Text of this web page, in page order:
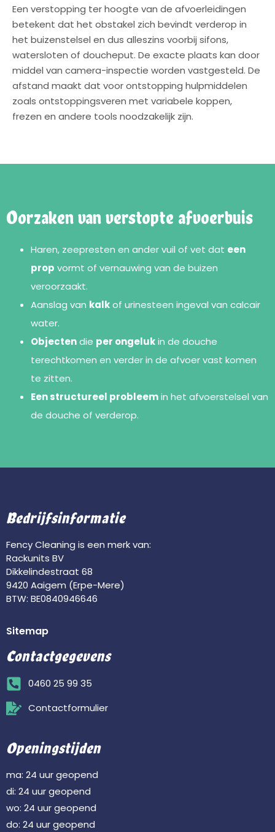
Een verstopping ter hoogte van de afvoerleidingen
betekent dat het obstakel zich bevindt verderop in
het buizenstelsel en dus alleszins voorbij sifons,
watersloten of doucheput. De exacte plaats kan door
middel van camera-inspectie worden vastgesteld. De
afstand maakt dat voor ontstopping hulpmiddelen
zoals ontstoppingsveren met variabele koppen,
frezen en andere tools noodzakelijk zijn.
Oorzaken van verstopte afvoerbuis
Haren, zeepresten en ander vuil of vet dat een
prop vormt of vernauwing van de buizen
veroorzaakt.
Aanslag van kalkof urinesteen ingeval van calcair
water.
Objectendie per ongelukin de douche
terechtkomen en verder in de afvoer vast komen
te zitten.
Een structureel probleemin het afvoerstelsel van
de douche of verderop.
Bedrijfsinformatie
Fency Cleaning is een merk van:
Rackunits BV
Dikkelindestraat 68
9420 Aaigem (Erpe-Mere)
BTW: BE0840946646
Sitemap
Contactgegevens
0460 25 99 35
Contactformulier
Openingstijden
ma: 24 uur geopend
di: 24 uur geopend
wo: 24 uur geopend
do: 24 uur geopend